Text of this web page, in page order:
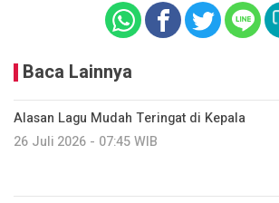
Baca Lainnya
Alasan Lagu Mudah Teringat di Kepala
26 Juli 2026 - 07:45 WIB